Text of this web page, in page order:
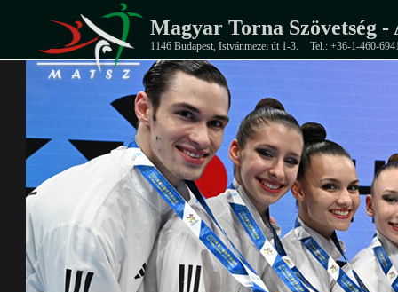
Magyar Torna Szövetség -
1146 Budapest, Istvánmezei út 1-3. Tel.: +36-1-460-